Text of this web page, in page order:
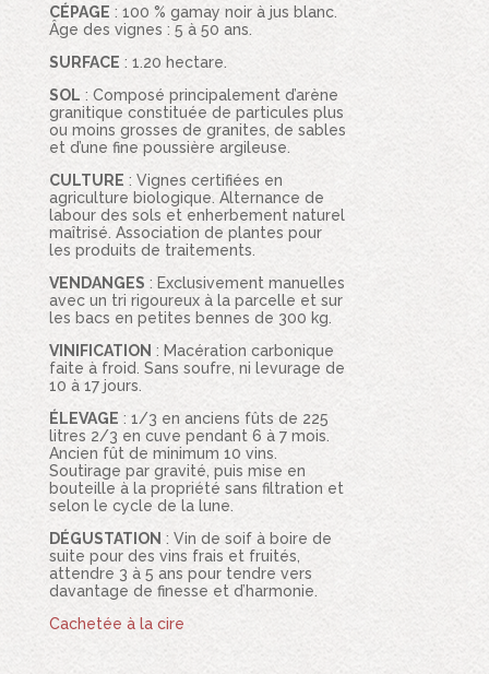
CÉPAGE : 100 % gamay noir à jus blanc.
Âge des vignes : 5 à 50 ans.
SURFACE : 1.20 hectare.
SOL : Composé principalement d’arène
granitique constituée de particules plus
ou moins grosses de granites, de sables
et d’une fine poussière argileuse.
CULTURE : Vignes certifiées en
agriculture biologique. Alternance de
labour des sols et enherbement naturel
maîtrisé. Association de plantes pour
les produits de traitements.
VENDANGES : Exclusivement manuelles
avec un tri rigoureux à la parcelle et sur
les bacs en petites bennes de 300 kg.
VINIFICATION : Macération carbonique
faite à froid. Sans soufre, ni levurage de
10 à 17 jours.
ÉLEVAGE : 1/3 en anciens fûts de 225
litres 2/3 en cuve pendant 6 à 7 mois.
Ancien fût de minimum 10 vins.
Soutirage par gravité, puis mise en
bouteille à la propriété sans filtration et
selon le cycle de la lune.
DÉGUSTATION : Vin de soif à boire de
suite pour des vins frais et fruités,
attendre 3 à 5 ans pour tendre vers
davantage de finesse et d’harmonie.
Cachetée à lacire